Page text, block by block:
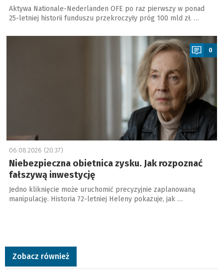
Aktywa Nationale-Nederlanden OFE po raz pierwszy w ponad
25-letniej historii funduszu przekroczyły próg 100 mld zł. …
a
0
06.08.2026 (20:37)
Niebezpieczna obietnica zysku. Jak rozpoznać
fałszywą inwestycję
Jedno kliknięcie może uruchomić precyzyjnie zaplanowaną
manipulację. Historia 72-letniej Heleny pokazuje, jak …
Zobacz również